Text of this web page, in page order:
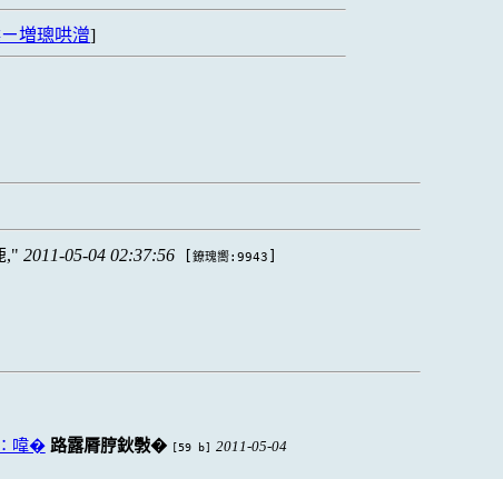
増璁哄潧]
, 2011-05-04 02:37:56 [鐐瑰嚮:9943
∶喡� 路露脣脝鈥斅� [59 b] 2011-05-04